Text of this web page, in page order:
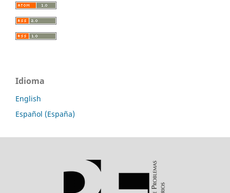
Idioma
English
Español (España)